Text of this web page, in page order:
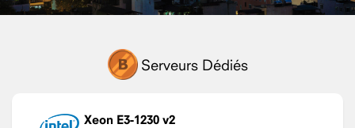
Serveurs Dédiés
Xeon E3-1230 v2